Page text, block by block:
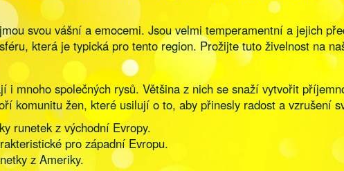
svou vášní a emocemi. Jsou velmi temperamentní a jejich
která je typická pro tento region. Prožijte tuto živelnost na
mnoho společných rysů. Většina z nich se snaží vytvořit
komunitu žen, které usilují o to, aby přinesly radost a vzrušení
runetek z východní Evropy.
pro západní Evropu.
z Ameriky.